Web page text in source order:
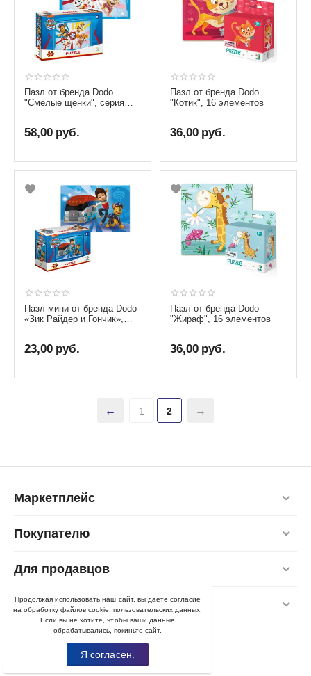
Пазл от бренда Dodo
"Смелые щенки", серия
58,00 руб.
Пазл от бренда Dodo
"Котик", 16 элементов
36,00 руб.
Пазл-мини от бренда Dodo
«Зик Райдер и Гончик»,
23,00 руб.
Пазл от бренда Dodo
"Жираф", 16 элементов
36,00 руб.
1 2
Маркетплейс
Покупателю
Для продавцов
Контакты
© 2022 - 2025 Ploshadka
Продолжая использовать наш сайт, вы даете согласие
на обработку файлов cookie, пользовательских данных.
Если вы не хотите, чтобы ваши данные
обрабатывались, покиньте сайт.
Я согласен.